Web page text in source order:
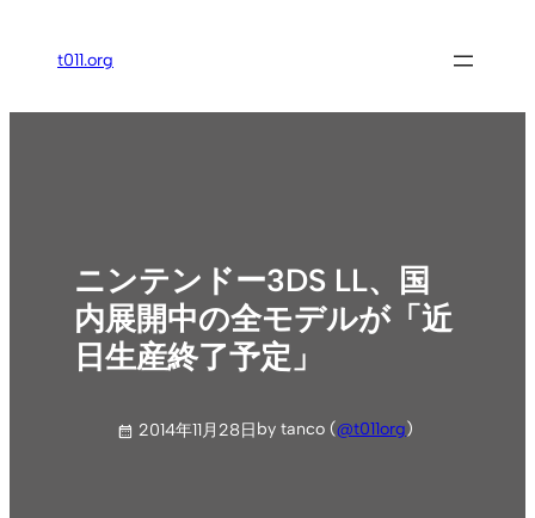
ス
t011.org
ニンテンドー3DS LL、国
内展開中の全モデルが「近
日生産終了予定」
2014年11月28日by tanco (@t011org)